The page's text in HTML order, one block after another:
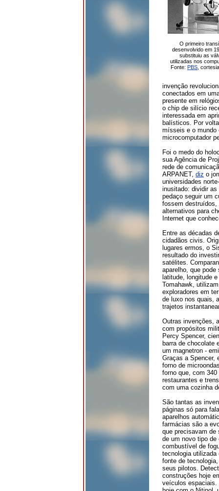
O primeiro
desenvolvido em
substituiu as
utilizadas nos
Fonte: PBS ,
invenção
conectados em
presente em
o chip de silício
interessada em
balísticos. Por
mísseis e o mundo
microcomputador
Foi o medo do
sua Agência de
rede de
ARPANET, diz o
universidades
inusitado: dividir
pedaço seguir um
fossem destruídos,
alternativos para
Internet que
Entre as décadas
cidadãos civis.
lugares ermos, o
resultado do
satélites.
aparelho, que
latitude, longitude
Tomahawk,
exploradores em
de luxo nos quais,
trajetos
Outras invenções,
com propósitos
Percy Spencer,
barra de chocolate
um magnetron -
Graças a Spencer,
forno de
forno que, com
restaurantes e
com uma cozinha
São tantas as
páginas só para
aparelhos
farmácias são a
que precisavam de
de um novo tipo de
combustível de
tecnologia
fonte de
seus pilotos.
construções hoje
veículos espaciais.